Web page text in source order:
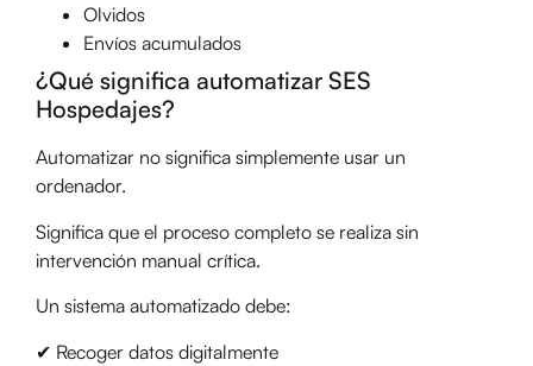
Olvidos
Envíos acumulados
¿Qué significa automatizar SES
Hospedajes?
Automatizar no significa simplemente usar un
ordenador.
Significa que el proceso completo se realiza sin
intervención manual crítica.
Un sistema automatizado debe:
✔ Recoger datos digitalmente